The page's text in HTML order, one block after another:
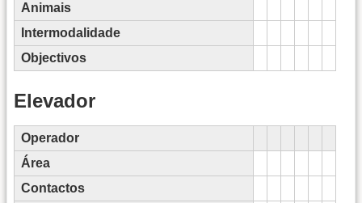
Animais
Intermodalidade
Objectivos
Elevador
Operador
Área
Contactos